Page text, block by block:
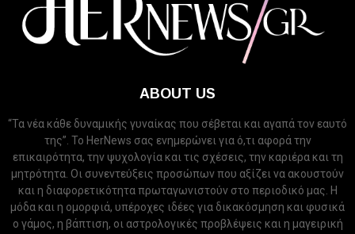
ABOUT US
“Τα νέα κάθε δυναμικής γυναίκας που σέβεται και αγαπά τον εαυτό
της”. Το HerNews σας ενημερώνει για ό,τι αφορά την
επικαιρότητα, την ψυχολογία και τις σχέσεις, την καριέρα και τη
μητρότητα. Οι συνεντεύξεις προσώπων που αξίζει να ακουστούν
και η διαφορετικότητα πρωταγωνιστούν στο περιοδικό μας. Η
μόδα και η ομορφιά, υπέροχες ιδέες για δικακόσμηση και φυσικά
ο γάμος, η βάπτιση, οι αστρολογικές προβλέψεις και η μαγειρική